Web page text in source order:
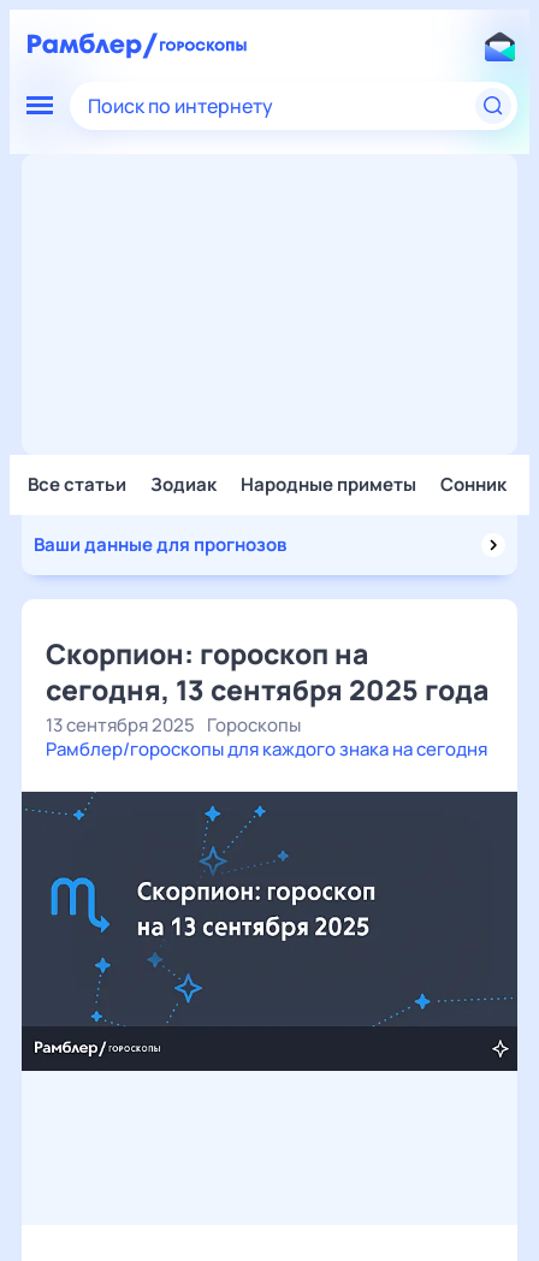
Поиск по интернету
Все статьи Зодиак Народные приметы Сонник
Ваши данные для прогнозов
Скорпион: гороскоп на
сегодня, 13 сентября 2025 года
13 сентября 2025 Гороскопы
Рамблер/гороскопы для каждого знака на сегодня